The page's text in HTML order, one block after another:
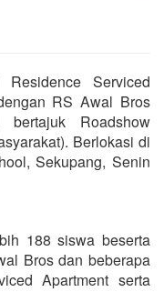
Serviced
RS Awal Bros
Roadshow
Berlokasi di
Sekupang, Senin
188 siswa beserta
Bros dan beberapa
Apartment serta